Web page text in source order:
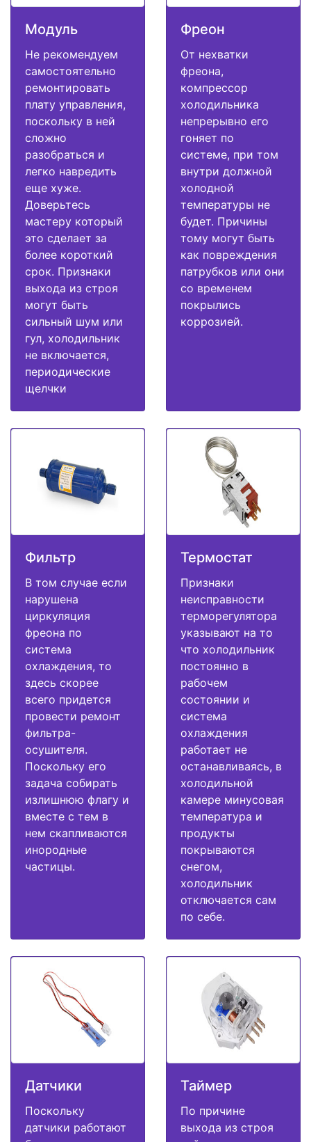
Модуль
Не рекомендуем
самостоятельно
ремонтировать
плату управления,
поскольку в ней
сложно
разобраться и
легко навредить
еще хуже.
Доверьтесь
мастеру который
это сделает за
более короткий
срок. Признаки
выхода из строя
могут быть
сильный шум или
гул, холодильник
не включается,
периодические
щелчки
Фреон
От нехватки
фреона,
компрессор
холодильника
непрерывно его
гоняет по
системе, при том
внутри должной
холодной
температуры не
будет. Причины
тому могут быть
как повреждения
патрубков или они
со временем
покрылись
коррозией.
Фильтр
В том случае если
нарушена
циркуляция
фреона по
система
охлаждения, то
здесь скорее
всего придется
провести ремонт
фильтра-
осушителя.
Поскольку его
задача собирать
излишнюю флагу и
вместе с тем в
нем скапливаются
инородные
частицы.
Термостат
Признаки
неисправности
терморегулятора
указывают на то
что холодильник
постоянно в
рабочем
состоянии и
система
охлаждения
работает не
останавливаясь, в
холодильной
камере минусовая
температура и
продукты
покрываются
снегом,
холодильник
отключается сам
по себе.
Датчики
Поскольку
датчики работают
Таймер
По причине
выхода из строя